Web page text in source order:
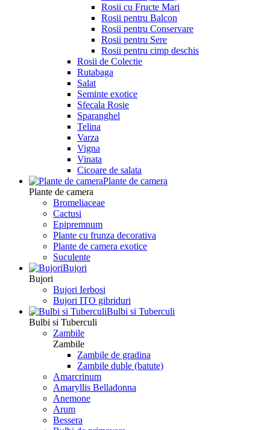
Rosii cu Fructe Mari
Rosii pentru Balcon
Rosii pentru Conservare
Rosii pentru Sere
Rosii pentru cimp deschis
Rosii de Colectie
Rutabaga
Salat
Seminte exotice
Sfecala Rosie
Sparanghel
Telina
Varza
Vigna
Vinata
Сicoare de salata
Plante de camera
Plante de camera
Bromeliaceae
Cactusi
Epipremnum
Plante cu frunza decorativa
Plante de camera exotice
Suculente
Bujori
Bujori
Bujori Ierbosi
Bujori ITO gibriduri
Bulbi si Tuberculi
Bulbi si Tuberculi
Zambile
Zambile
Zambile de gradina
Zambile duble (batute)
Amarcrinum
Amaryllis Belladonna
Anemone
Arum
Bessera